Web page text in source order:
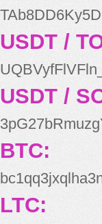
USDT /
USDT /
BTC:
LTC: